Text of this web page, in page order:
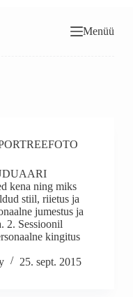
Menüü
kena ning miks
stiil, riietus ja
jumestus ja
2. Sessioonil
kingitus
25. sept. 2015